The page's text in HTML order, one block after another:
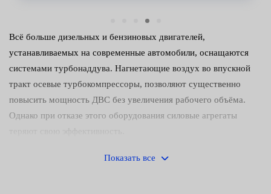
Всё больше дизельных и бензиновых двигателей,
устанавливаемых на современные автомобили, оснащаются
системами турбонаддува. Нагнетающие воздух во впускной
тракт осевые турбокомпрессоры, позволяют существенно
повысить мощность ДВС без увеличения рабочего объёма.
Однако при отказе этого оборудования силовые агрегаты
Причины и признаки
Показать все